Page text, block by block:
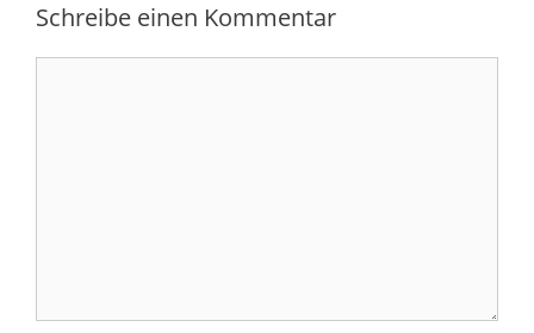
Schreibe einen Kommentar